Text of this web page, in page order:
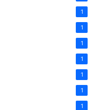
1
1
1
1
1
1
1